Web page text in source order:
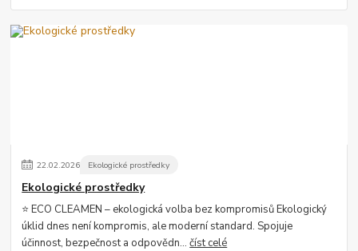
22.02.2026 Ekologické prostředky
Ekologické prostředky
⭐ ECO CLEAMEN – ekologická volba bez kompromisů Ekologický
úklid dnes není kompromis, ale moderní standard. Spojuje
účinnost, bezpečnost a odpovědn...číst celé